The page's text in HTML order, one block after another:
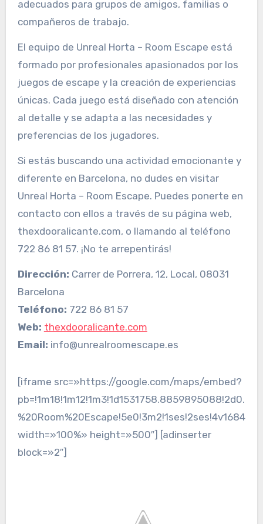
adecuados para grupos de amigos, familias o
compañeros de trabajo.
El equipo de Unreal Horta – Room Escape está
formado por profesionales apasionados por los
juegos de escape y la creación de experiencias
únicas. Cada juego está diseñado con atención
al detalle y se adapta a las necesidades y
preferencias de los jugadores.
Si estás buscando una actividad emocionante y
diferente en Barcelona, no dudes en visitar
Unreal Horta – Room Escape. Puedes ponerte en
contacto con ellos a través de su página web,
thexdooralicante.com, o llamando al teléfono
722 86 81 57. ¡No te arrepentirás!
Dirección: Carrer de Porrera, 12, Local, 08031
Barcelona
Teléfono: 722 86 81 57
Web: thexdooralicante.com
Email: info@unrealroomescape.es
[iframe src=»https://google.com/maps/embed?
width=»100%» height=»500″] [adinserter
block=»2″]